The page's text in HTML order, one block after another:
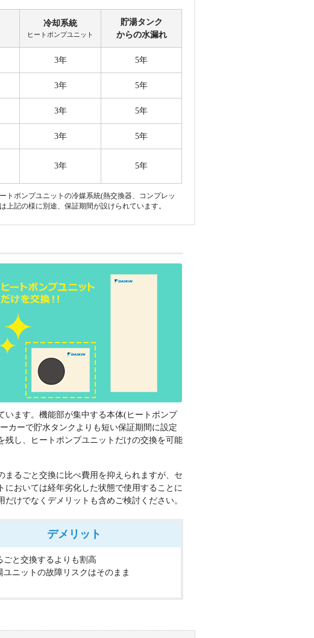
冷却系統
ヒート ポンプユニット
貯湯タンク
からの水漏れ
3年 5年
3年 5年
3年 5年
3年 5年
3年 5年
ポンプユニットの冷媒系統(熱交換器、コンプレッ
記の様に別途、保証期間が設けられています。
保され
系統
ポンプ
ット
からの水漏れ
5年
5年 5年※3
います。機能部が集中する本体(ヒートポンプ
カーで貯水タンクよりも短い保証期間に設定
残し、ヒートポンプユニットだけの交換を可能
るごと交換に比べ費用を抑えられますが、セ
おいては経年劣化した状態で使用することに
けでなくデメリットも含めご検討ください。
デメリット
ごと交換するよりも割高
ユニットの故障リスクはそのまま